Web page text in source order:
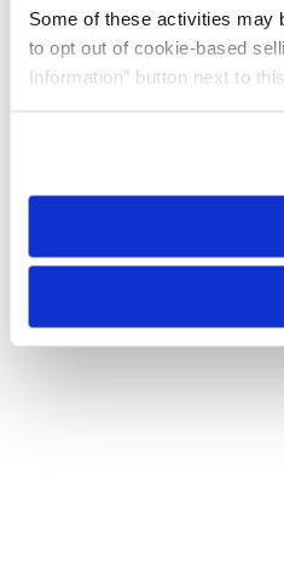
Some of these activities may
to opt out of cookie-based
Information” button next to
need to be set again.